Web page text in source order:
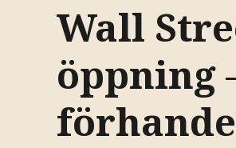
Wall
öppning